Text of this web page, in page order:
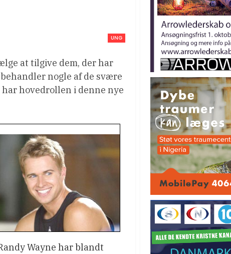
UNG
at tilgive dem, der har
behandler nogle af de svære
hovedrollen i denne nye
Wayne har blandt